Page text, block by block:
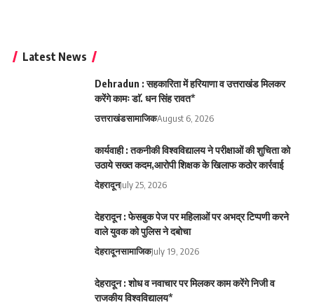
Latest News
Dehradun : सहकारिता में हरियाणा व उत्तराखंड मिलकर
करेंगे कामः डाॅ. धन सिंह रावत*
उत्तराखंडसामाजिकAugust 6, 2026
कार्यवाही : तकनीकी विश्वविद्यालय ने परीक्षाओं की शुचिता को
उठाये सख्त कदम,आरोपी शिक्षक के खिलाफ कठोर कार्रवाई
देहरादूनJuly 25, 2026
देहरादून : फेसबुक पेज पर महिलाओं पर अभद्र टिप्पणी करने
वाले युवक को पुलिस ने दबोचा
देहरादूनसामाजिकJuly 19, 2026
देहरादून : शोध व नवाचार पर मिलकर काम करेंगे निजी व
राजकीय विश्वविद्यालय*